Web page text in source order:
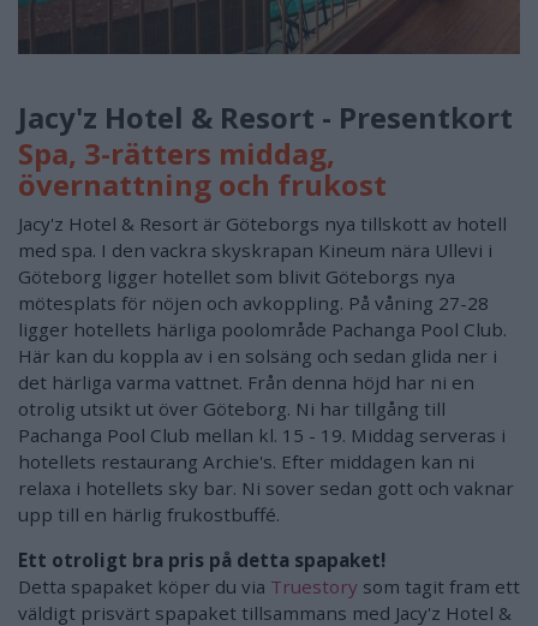
Jacy'z Hotel & Resort - Presentkort
Spa, 3-rätters middag,
övernattning och frukost
Jacy'z Hotel & Resort är Göteborgs nya tillskott av hotell
med spa. I den vackra skyskrapan Kineum nära Ullevi i
Göteborg ligger hotellet som blivit Göteborgs nya
mötesplats för nöjen och avkoppling. På våning 27-28
ligger hotellets härliga poolområde Pachanga Pool Club.
Här kan du koppla av i en solsäng och sedan glida ner i
det härliga varma vattnet. Från denna höjd har ni en
otrolig utsikt ut över Göteborg. Ni har tillgång till
Pachanga Pool Club mellan kl. 15 - 19. Middag serveras i
hotellets restaurang Archie's. Efter middagen kan ni
relaxa i hotellets sky bar. Ni sover sedan gott och vaknar
upp till en härlig frukostbuffé.
Ett otroligt bra pris på detta spapaket!
Detta spapaket köper du via Truestory som tagit fram ett
väldigt prisvärt spapaket tillsammans med Jacy'z Hotel &